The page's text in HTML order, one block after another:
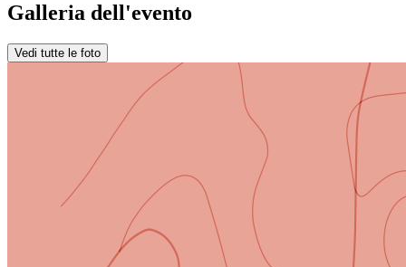
Galleria dell'evento
Vedi tutte le foto